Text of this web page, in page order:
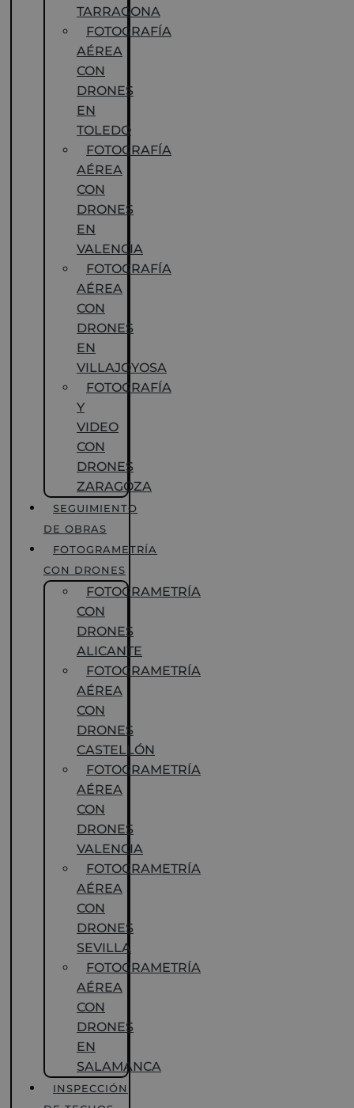
TARRAGONA
FOTOGRAFÍA
AÉREA
CON
DRONES
EN
TOLEDO
FOTOGRAFÍA
AÉREA
CON
DRONES
EN
VALENCIA
FOTOGRAFÍA
AÉREA
CON
DRONES
EN
VILLAJOYOSA
FOTOGRAFÍA
Y
VIDEO
CON
DRONES
ZARAGOZA
SEGUIMIENTO
DE OBRAS
FOTOGRAMETRÍA
CON DRONES
FOTOGRAMETRÍA
CON
DRONES
ALICANTE
FOTOGRAMETRÍA
AÉREA
CON
DRONES
CASTELLÓN
FOTOGRAMETRÍA
AÉREA
CON
DRONES
VALENCIA
FOTOGRAMETRÍA
AÉREA
CON
DRONES
SEVILLA
FOTOGRAMETRÍA
AÉREA
CON
DRONES
EN
SALAMANCA
INSPECCIÓN